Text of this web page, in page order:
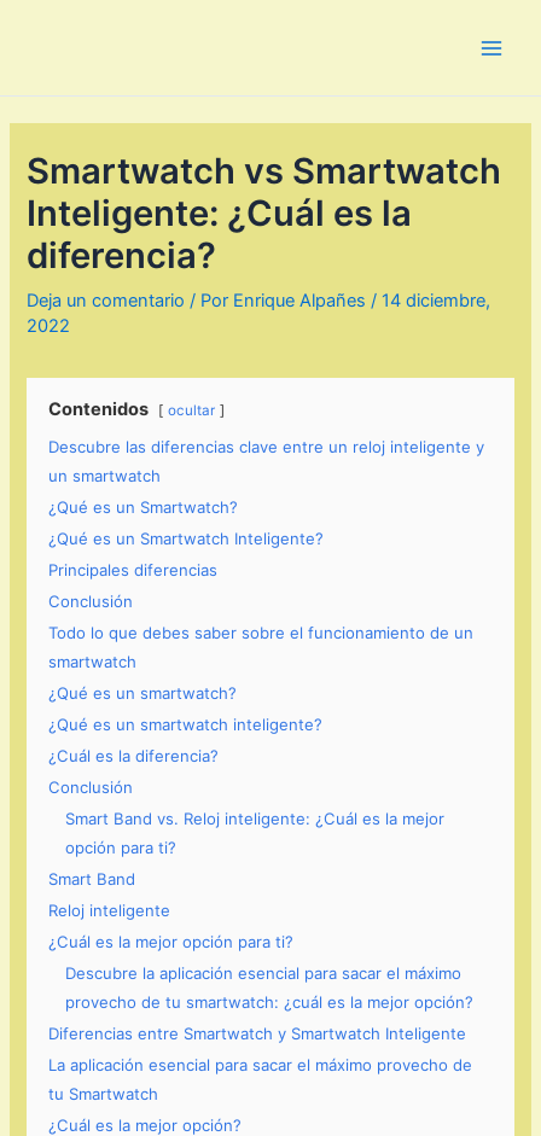
Smartwatch vs Smartwatch
Inteligente: ¿Cuál es la
diferencia?
Deja un comentario / Por Enrique Alpañes/14 diciembre,
2022
Contenidos ocultar
Descubre las diferencias clave entre un reloj inteligente y
un smartwatch
¿Qué es un Smartwatch?
¿Qué es un Smartwatch Inteligente?
Principales diferencias
Conclusión
Todo lo que debes saber sobre el funcionamiento de un
smartwatch
¿Qué es un smartwatch?
¿Qué es un smartwatch inteligente?
¿Cuál es la diferencia?
Conclusión
Smart Band vs. Reloj inteligente: ¿Cuál es la mejor
opción para ti?
Smart Band
Reloj inteligente
¿Cuál es la mejor opción para ti?
Descubre la aplicación esencial para sacar el máximo
provecho de tu smartwatch: ¿cuál es la mejor opción?
Diferencias entre Smartwatch y Smartwatch Inteligente
La aplicación esencial para sacar el máximo provecho de
tu Smartwatch
¿Cuál es la mejor opción?